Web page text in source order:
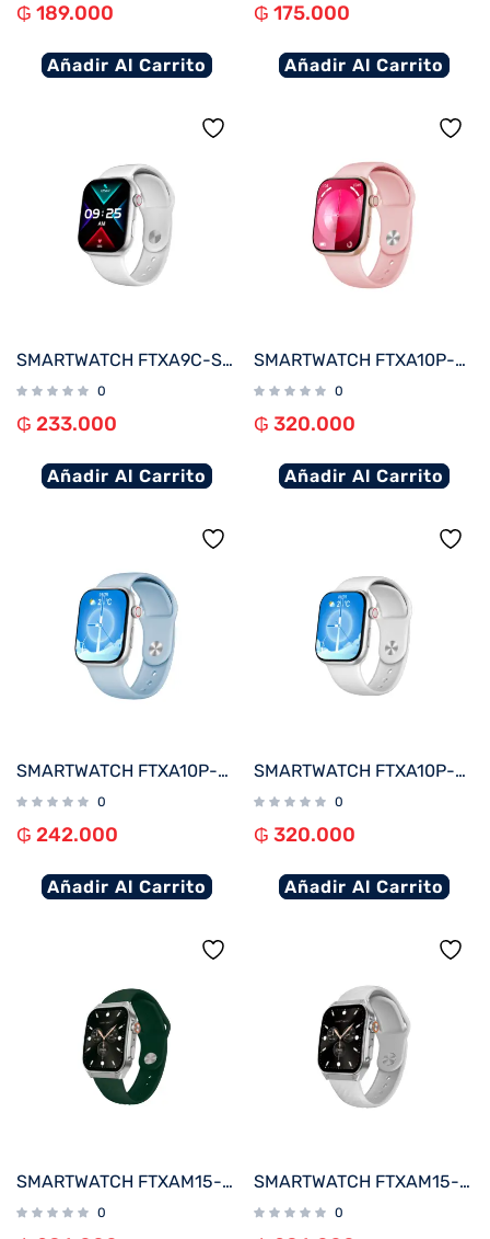
₲ 189.000
Añadir Al Carrito
₲ 175.000
Añadir Al Carrito
SMARTWATCH FTXA9C-SVW 46MM PLATA/GRIS ANDROID/IOS/BT/FREC. CARD
0
₲ 233.000
Añadir Al Carrito
SMARTWATCH FTXA10P-RGPK 48MM ROSE GOLD/ROSA ANDROID/IOS/BT/FREC. CARD
0
₲ 320.000
Añadir Al Carrito
SMARTWATCH FTXA10P-SVLB 48MM PLATA/AZUL CLARO ANDROID/IOS/BT/FREC. CARD
0
₲ 242.000
Añadir Al Carrito
SMARTWATCH FTXA10P-SVW 48MM PLATA/GRIS ANDROID/IOS/BT/FREC. CARD
0
₲ 320.000
Añadir Al Carrito
SMARTWATCH FTXAM15-SVGRE 51MM PLATA/VERDE ANDROID/IOS/BT/FREC. CARD
0
SMARTWATCH FTXAM15-SVW 51MM PLATA/GRIS ANDROID/IOS/BT/FREC. CARD
0